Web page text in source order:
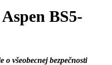
BS5-
všeobecnej bezpečnosti